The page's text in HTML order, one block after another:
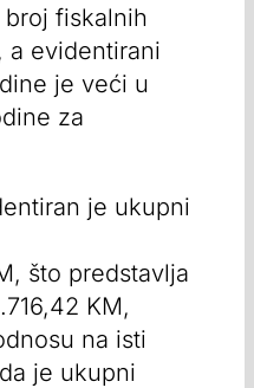
broj fiskalnih
a evidentirani
je veći u
za
je ukupni
što predstavlja
KM,
na isti
je ukupni